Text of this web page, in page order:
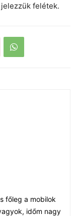
felétek.
főleg a mobilok
időm nagy